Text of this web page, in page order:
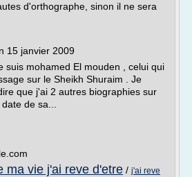
d'orthographe, sinon il ne sera
15 janvier 2009
suis mohamed El mouden , celui qui
sur le Sheikh Shuraim . Je
que j'ai 2 autres biographies sur
de sa...
ma vie j'ai reve d'etre / j'ai reve